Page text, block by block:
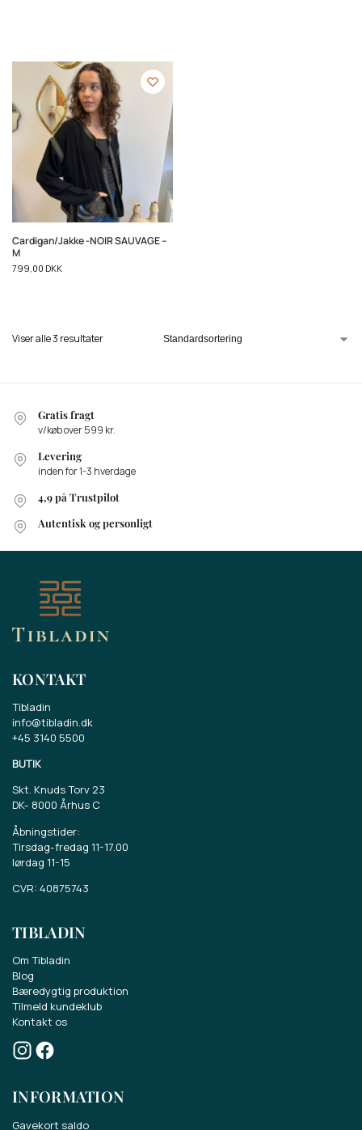
Cardigan/Jakke -NOIR SAUVAGE –
M
799,00 DKK
Viser alle 3 resultater
Gratis fragt
v/køb over 599 kr.
Levering
inden for 1-3 hverdage
4,9 på Trustpilot
Autentisk og personligt
KONTAKT
Tibladin
info@tibladin.dk
+45 3140 5500
BUTIK
Skt. Knuds Torv 23
DK- 8000 Århus C
Åbningstider:
Tirsdag-fredag 11-17.00
lørdag 11-15
CVR: 40875743
TIBLADIN
Om Tibladin
Blog
Bæredygtig produktion
Tilmeld kundeklub
Kontakt os
INFORMATION
Gavekort saldo